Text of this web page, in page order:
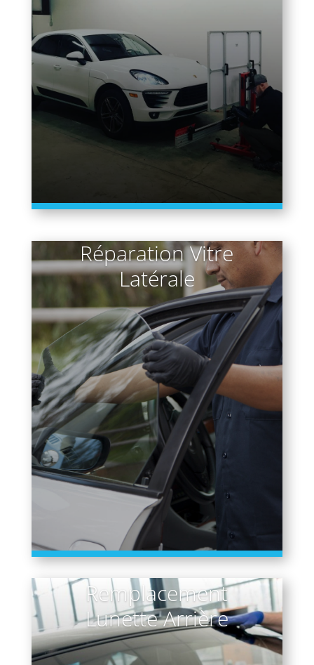
Réparation Vitre
Latérale
Remplacement
Lunette Arrière